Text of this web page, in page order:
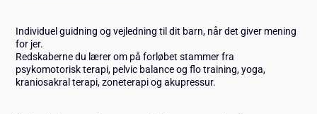
Individuel guidning og vejledning til dit barn, når det giver mening
for jer.
Redskaberne du lærer om på forløbet stammer fra
psykomotorisk terapi, pelvic balance og flo training, yoga,
kraniosakral terapi, zoneterapi og akupressur.